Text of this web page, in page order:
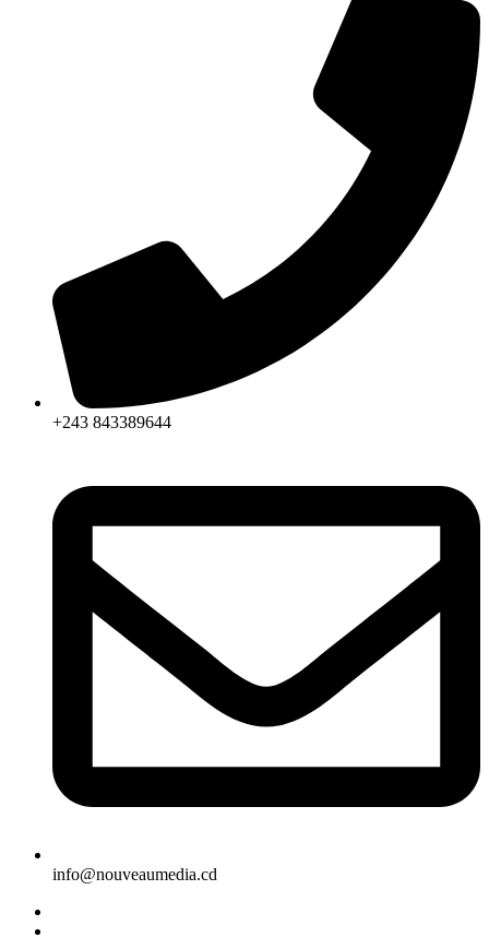
+243 843389644
info@nouveaumedia.cd